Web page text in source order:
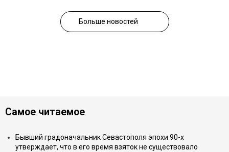
Больше новостей
Самое читаемое
Бывший градоначальник Севастополя эпохи 90-х
утверждает, что в его время взяток не существовало